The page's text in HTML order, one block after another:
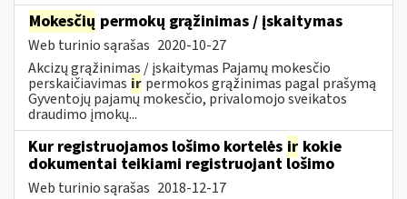
Mokesčių permokų grąžinimas / įskaitymas
Web turinio sąrašas 2020-10-27
Akcizų grąžinimas / įskaitymas Pajamų mokesčio
perskaičiavimas ir permokos grąžinimas pagal prašymą
Gyventojų pajamų mokesčio, privalomojo sveikatos
draudimo įmokų...
Kur registruojamos lošimo kortelės ir kokie
dokumentai teikiami registruojant lošimo
Web turinio sąrašas 2018-12-17